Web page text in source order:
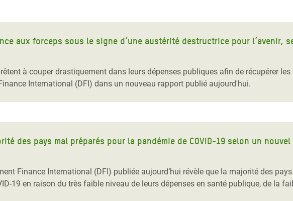
en Afrique de
au Yémen
Bangladesh
du Sud
aux forceps sous le signe d’une austérité destructrice pour l’avenir,
à couper drastiquement dans leurs dépenses publiques afin de récupérer
International (DFI) dans un nouveau rapport publié aujourd'hui.
des pays mal préparés pour la pandémie de COVID-19 selon un
Finance International (DFI) publiée aujourd’hui révèle que la majorité des
19 en raison du très faible niveau de leurs dépenses en santé publique, de la